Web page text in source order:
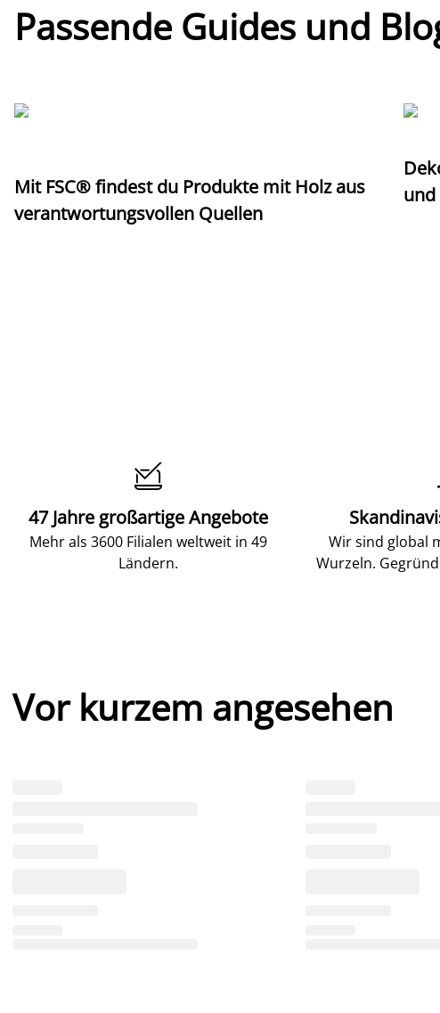
Passende Guides und
Mit FSC® findest du Produkte mit Holz aus
verantwortungsvollen Quellen
und

47 Jahre großartige Angebote
Mehr als 3600 Filialen weltweit in 49
Ländern.
Wir sind global
Wurzeln.
Vor kurzem angesehen